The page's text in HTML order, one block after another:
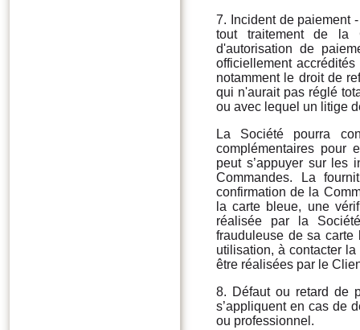
7. Incident de paiement
tout traitement de la
d'autorisation de
officiellement
notamment le droit de
qui n'aurait pas réglé
ou avec lequel un litige
La Société pourra
complémentaires pour
peut s’appuyer sur les
Commandes. La
confirmation de la
la carte bleue, une
réalisée par la
frauduleuse de sa
utilisation, à contacter
être réalisées par le
8. Défaut ou retard de
s’appliquent en cas de
ou professionnel.